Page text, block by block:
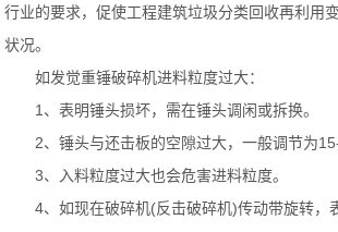
行业的要求，促使工程建筑垃圾分类回收再利用
状况。
如发觉重锤破碎机进料粒度过大：
1、表明锤头损坏，需在锤头调闲或拆换。
2、锤头与还击板的空隙过大，一般调节为
3、入料粒度过大也会危害进料粒度。
4、如现在破碎机(反击破碎机)传动带旋转，